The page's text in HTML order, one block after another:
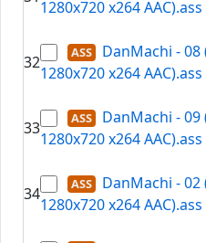
1280x720 x264 AAC).ass
32
DanMachi - 08
1280x720 x264 AAC).ass
33
DanMachi - 09
1280x720 x264 AAC).ass
34
DanMachi - 02
1280x720 x264 AAC).ass